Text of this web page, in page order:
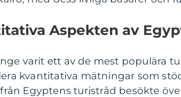
Aspekten av
varit ett av de mest populära
kvantitativa mätningar som
Egyptens turistråd besökte